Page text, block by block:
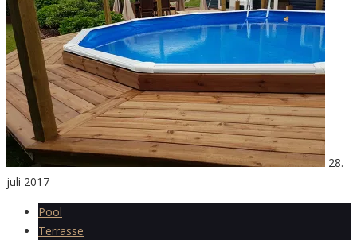
28.
juli 2017
Pool
Terrasse